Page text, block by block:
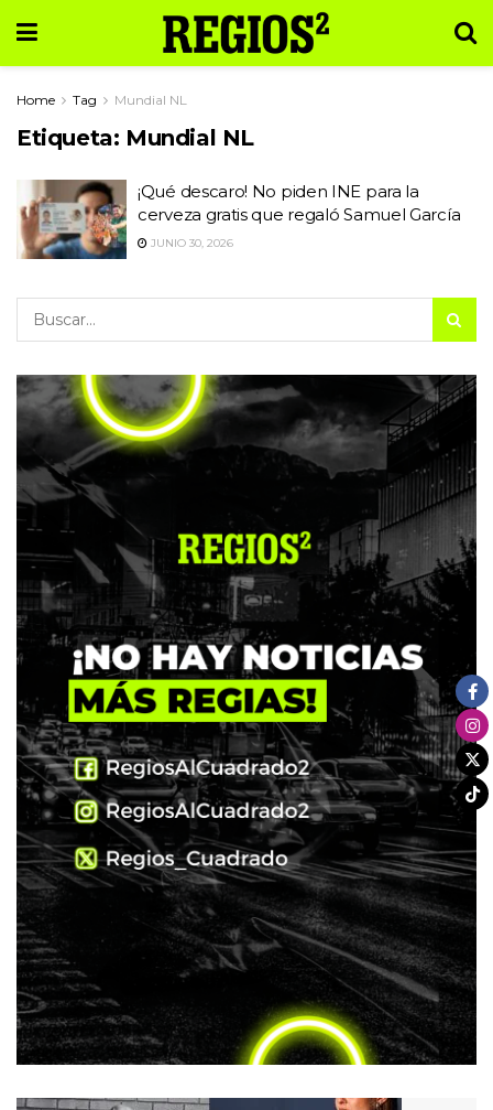
Home Tag Mundial NL
Etiqueta: Mundial NL
¡Qué descaro! No piden INE para la
cerveza gratis que regaló Samuel García
JUNIO 30, 2026